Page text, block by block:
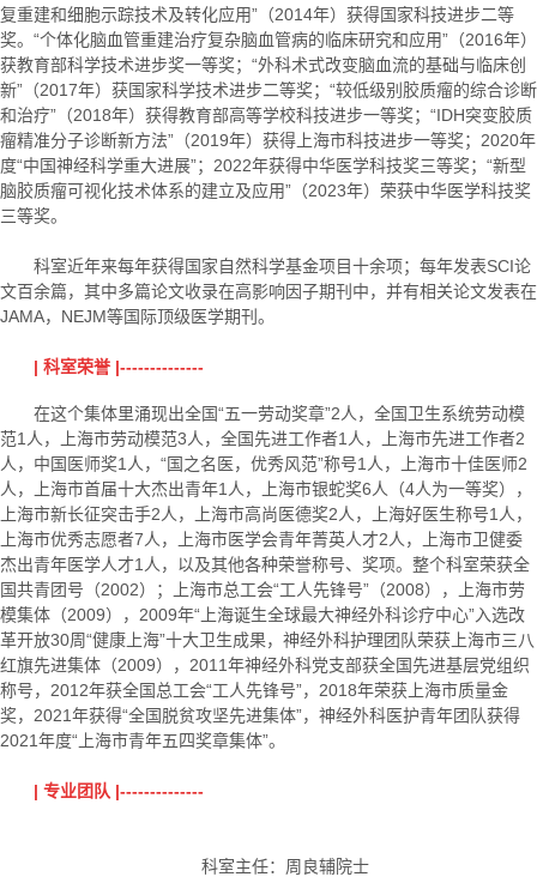
复重建和细胞示踪技术及转化应用”（2014年）获得国家科技进步二等
奖。“个体化脑血管重建治疗复杂脑血管病的临床研究和应用”（2016年）
获教育部科学技术进步奖一等奖；“外科术式改变脑血流的基础与临床创
新”（2017年）获国家科学技术进步二等奖；“较低级别胶质瘤的综合诊断
和治疗”（2018年）获得教育部高等学校科技进步一等奖；“IDH突变胶质
瘤精准分子诊断新方法”（2019年）获得上海市科技进步一等奖；2020年
度“中国神经科学重大进展”；2022年获得中华医学科技奖三等奖；“新型
脑胶质瘤可视化技术体系的建立及应用”（2023年）荣获中华医学科技奖
三等奖。
科室近年来每年获得国家自然科学基金项目十余项；每年发表SCI论
文百余篇，其中多篇论文收录在高影响因子期刊中，并有相关论文发表在
JAMA，NEJM等国际顶级医学期刊。
| 科室荣誉 |--------------
在这个集体里涌现出全国“五一劳动奖章”2人，全国卫生系统劳动模
范1人，上海市劳动模范3人，全国先进工作者1人，上海市先进工作者2
人，中国医师奖1人， “国之名医，优秀风范”称号1人，上海市十佳医师2
人，上海市首届十大杰出青年1人，上海市银蛇奖6人（4人为一等奖），
上海市新长征突击手2人，上海市高尚医德奖2人，上海好医生称号1人，
上海市优秀志愿者7人，上海市医学会青年菁英人才2人，上海市卫健委
杰出青年医学人才1人，以及其他各种荣誉称号、奖项。整个科室荣获全
国共青团号（2002）；上海市总工会“工人先锋号”（2008），上海市劳
模集体（2009），2009年“上海诞生全球最大神经外科诊疗中心”入选改
革开放30周“健康上海”十大卫生成果，神经外科护理团队荣获上海市三八
红旗先进集体（2009），2011年神经外科党支部获全国先进基层党组织
称号，2012年获全国总工会“工人先锋号”，2018年荣获上海市质量金
奖，2021年获得“全国脱贫攻坚先进集体”，神经外科医护青年团队获得
2021年度“上海市青年五四奖章集体”。
| 专业团队 |--------------
科室主任：周良辅院士